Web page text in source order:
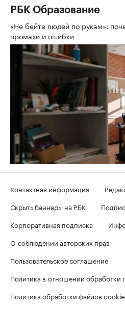
РБК Образование
«Не бейте людей по рукам»:
промахи и ошибки
Контактная информация
Скрыть баннеры на РБК
Корпоративная подписка
О соблюдении авторских прав
Пользовательское соглашение
Политика в отношении обработки
Политика обработки файлов cookie